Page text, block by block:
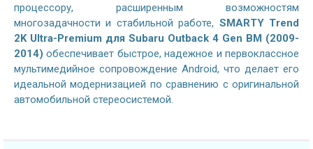
процессору, расширенным возможностям
многозадачности и стабильной работе, SMARTY Trend
2K Ultra-Premium для Subaru Outback 4 Gen BM (2009-
2014) обеспечивает быстрое, надежное и первоклассное
мультимедийное сопровождение Android, что делает его
идеальной модернизацией по сравнению с оригинальной
автомобильной стереосистемой.